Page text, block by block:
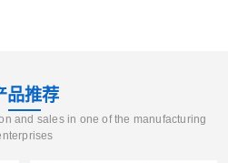
品推荐
and sales in one of the manufacturing